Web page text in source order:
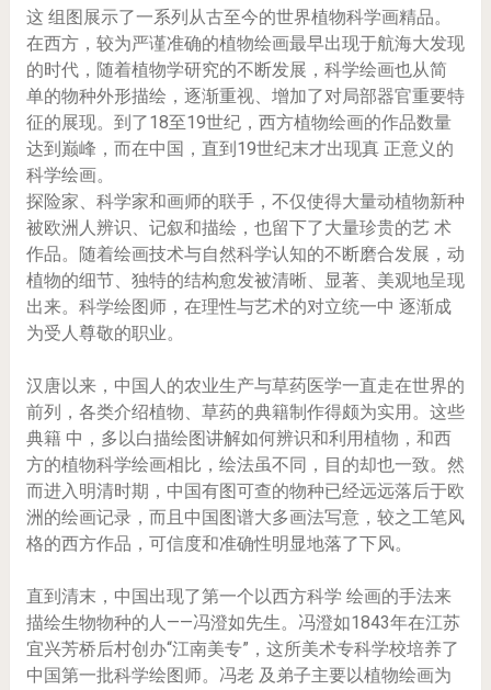
这 组图展示了一系列从古至今的世界植物科学画精品。
在西方，较为严谨准确的植物绘画最早出现于航海大发现
的时代，随着植物学研究的不断发展，科学绘画也从简
单的物种外形描绘，逐渐重视、增加了对局部器官重要特
征的展现。到了18至19世纪，西方植物绘画的作品数量
达到巅峰，而在中国，直到19世纪末才出现真 正意义的
科学绘画。
探险家、科学家和画师的联手，不仅使得大量动植物新种
被欧洲人辨识、记叙和描绘，也留下了大量珍贵的艺 术
作品。随着绘画技术与自然科学认知的不断磨合发展，动
植物的细节、独特的结构愈发被清晰、显著、美观地呈现
出来。科学绘图师，在理性与艺术的对立统一中 逐渐成
为受人尊敬的职业。
汉唐以来，中国人的农业生产与草药医学一直走在世界的
前列，各类介绍植物、草药的典籍制作得颇为实用。这些
典籍 中，多以白描绘图讲解如何辨识和利用植物，和西
方的植物科学绘画相比，绘法虽不同，目的却也一致。然
而进入明清时期，中国有图可查的物种已经远远落后于欧
洲的绘画记录，而且中国图谱大多画法写意，较之工笔风
格的西方作品，可信度和准确性明显地落了下风。
直到清末，中国出现了第一个以西方科学 绘画的手法来
描绘生物物种的人——冯澄如先生。冯澄如1843年在江苏
宜兴芳桥后村创办“江南美专”，这所美术专科学校培养了
中国第一批科学绘图师。冯老 及弟子主要以植物绘画为